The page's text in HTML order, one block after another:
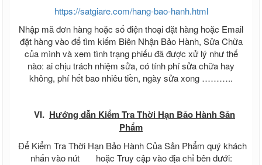
https://satgiare.com/hang-bao-hanh.html
Nhập mã đơn hàng hoặc số điện thoại đặt hàng hoặc Email
đặt hàng vào để tìm kiếm Biên Nhận Bảo Hành, Sửa Chữa
của mình và xem tình trạng phiếu đã được xử lý như thế
nào: ai chịu trách nhiệm sửa, có tính phí sửa chữa hay
không, phí hết bao nhiêu tiền, ngày sửa xong ………..
VI. Hướng dẫn Kiểm Tra Thời Hạn Bảo Hành Sản
Phẩm
Để Kiểm Tra Thời Hạn Bảo Hành Của Sản Phẩm quý khách
nhấn vào nút
hoặc Truy cập vào địa chỉ bên dưới: